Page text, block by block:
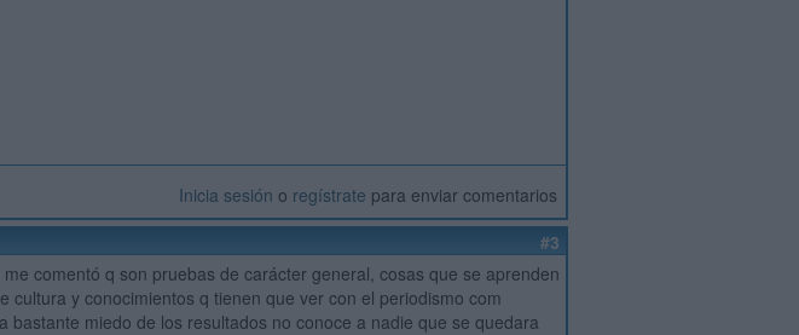
Inicia sesión o regístrate para enviar comentarios
#3
comentó q son pruebas de carácter general, cosas que se aprenden
y conocimientos q tienen que ver con el periodismo com
miedo de los resultados no conoce a nadie que se quedara